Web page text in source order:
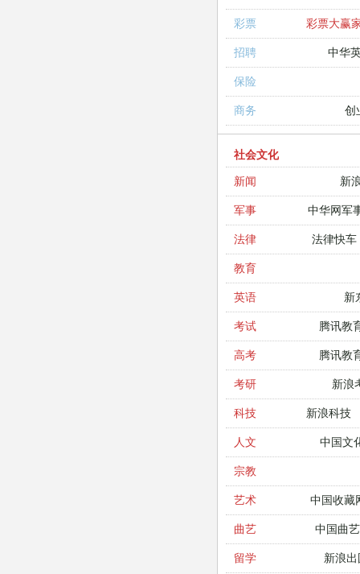
彩票 彩票大赢
招聘 中华
保险
商务 创
社会文化
新闻
新
军事 中华网军
法律 法律快车
教育
英语 新
考试 腾讯教
高考 腾讯教
考研 新浪
科技 新浪科技
人文 中国文
宗教
艺术 中国收藏
曲艺 中国曲
留学 新浪